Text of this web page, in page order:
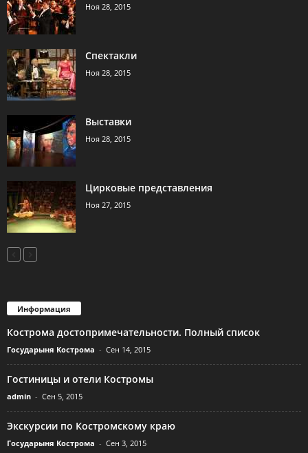
Ноя 28, 2015
Спектакли
Ноя 28, 2015
Выставки
Ноя 28, 2015
Цирковые представления
Ноя 27, 2015
Информация
Кострома достопримечательности. Полный список
Государыня Кострома - Сен 14, 2015
Гостиницы и отели Костромы
admin - Сен 5, 2015
Экскурсии по Костромскому краю
Государыня Кострома - Сен 3, 2015